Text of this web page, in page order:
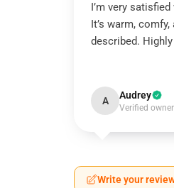
I’m very
It’s warm,
described.
A Audrey
Verified owner
Write your